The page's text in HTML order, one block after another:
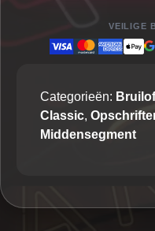
VEILIGE
Categorieën:
Classic,
Middensegment